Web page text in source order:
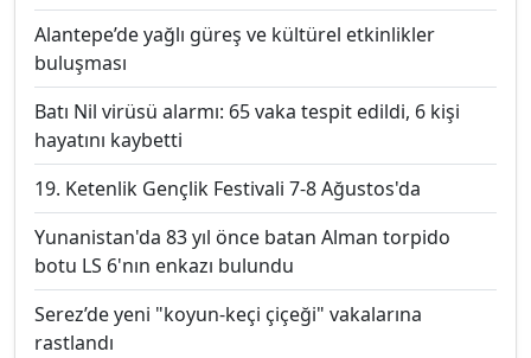
Alantepe’de yağlı güreş ve kültürel etkinlikler
buluşması
Batı Nil virüsü alarmı: 65 vaka tespit edildi, 6 kişi
hayatını kaybetti
19. Ketenlik Gençlik Festivali 7-8 Ağustos'da
Yunanistan'da 83 yıl önce batan Alman torpido
botu LS 6'nın enkazı bulundu
Serez’de yeni "koyun-keçi çiçeği" vakalarına
rastlandı